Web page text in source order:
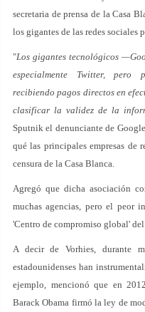
secretaria de prensa de la Casa
los gigantes de las redes sociales
"Los gigantes tecnológicos
especialmente Twitter, pero
recibiendo pagos directos en
clasificar la validez de la
Sputnik el denunciante de
qué las principales empresas de
censura de la Casa Blanca.
Agregó que dicha asociación
muchas agencias, pero el peor
'Centro de compromiso global'
A decir de Vorhies, durante
estadounidenses han
ejemplo, mencionó que en
Barack Obama firmó la ley de